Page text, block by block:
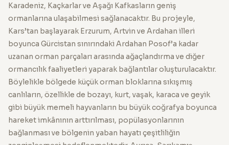
Karadeniz, Kaçkarlar ve Aşağı Kafkasların geniş
ormanlarına ulaşabilmesi sağlanacaktır. Bu projeyle,
Kars’tan başlayarak Erzurum, Artvin ve Ardahan illeri
boyunca Gürcistan sınırındaki Ardahan Posof’a kadar
uzanan orman parçaları arasında ağaçlandırma ve diğer
ormancılık faaliyetleri yaparak bağlantılar oluşturulacaktır.
Böylelikle bölgede küçük orman bloklarına sıkışmış
canlıların, özellikle de bozayı, kurt, vaşak, karaca ve geyik
gibi büyük memeli hayvanların bu büyük coğrafya boyunca
hareket imkânının arttırılması, popülasyonlarının
bağlanması ve bölgenin yaban hayatı çeşitliliğin